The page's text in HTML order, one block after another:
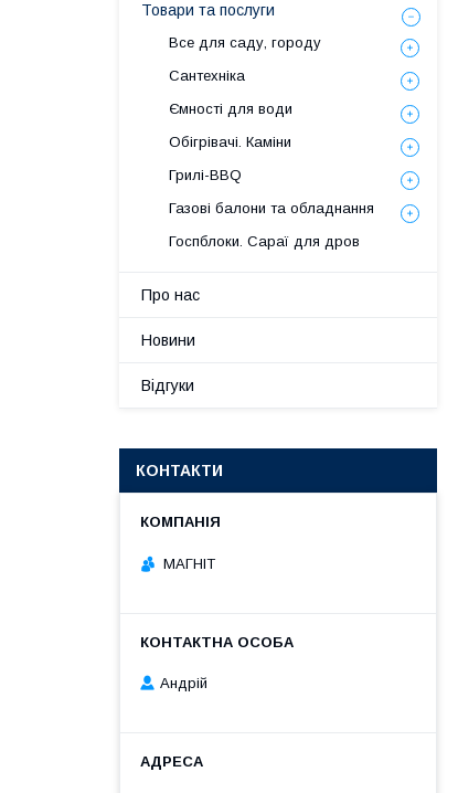
Товари та послуги
Все для саду, городу
Сантехніка
Ємності для води
Обігрівачі. Каміни
Грилі-BBQ
Газові балони та обладнання
Госпблоки. Сараї для дров
Про нас
Новини
Відгуки
КОНТАКТИ
МАГНІТ
Андрій